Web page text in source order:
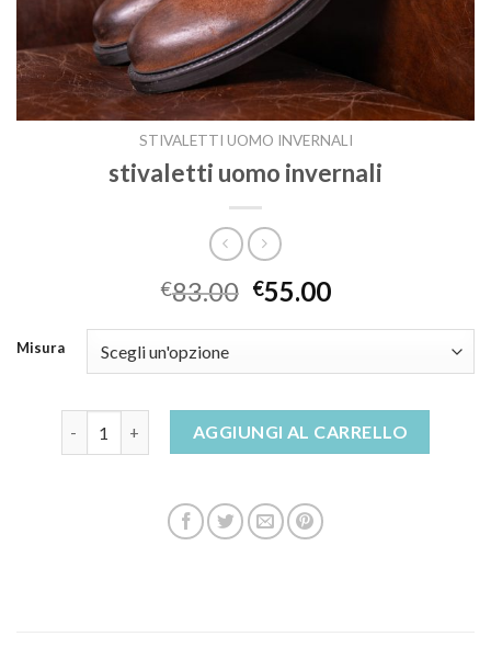
STIVALETTI UOMO INVERNALI
stivaletti uomo invernali
€83.00 €55.00
Misura
stivaletti uomo invernali quantità
AGGIUNGI AL CARRELLO